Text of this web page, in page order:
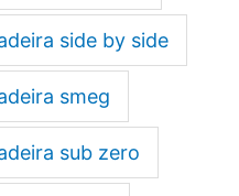
side by side
smeg
sub zero